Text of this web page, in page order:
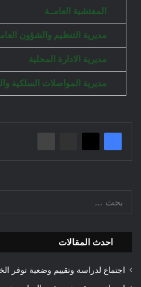
المفتشية العامــة
مديرية التنظيم والشؤون
مديرية الادارة المحلية
مديرية المواصلات السلكية
احدث المقالات
اجتماع لدراسة وتقييم وضعية توفر